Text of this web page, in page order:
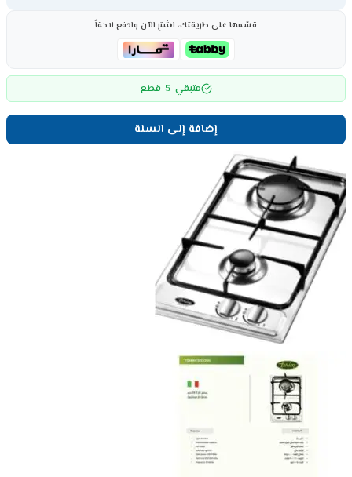
قسّمها على طريقتك، اشترِ الآن وادفع لاحقاً
متبقي 5 قطع
إضافة إلى السلة